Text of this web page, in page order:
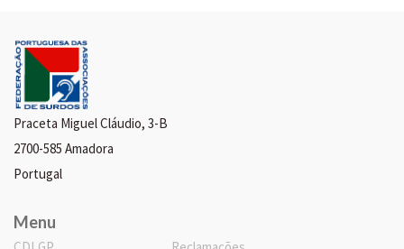
Praceta Miguel Cláudio, 3-B
2700-585 Amadora
Portugal
Menu